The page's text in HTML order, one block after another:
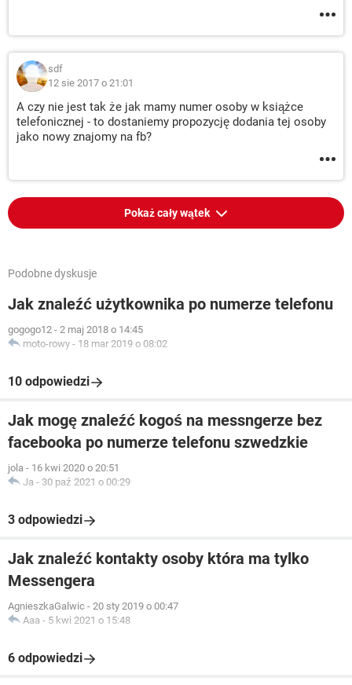
sdf
12 sie 2017 o 21:01
A czy nie jest tak że jak mamy numer osoby w książce
telefonicznej - to dostaniemy propozycję dodania tej osoby
jako nowy znajomy na fb?
Pokaż cały wątek
Podobne dyskusje
Jak znaleźć użytkownika po numerze telefonu
gogogo12 - 2 maj 2018 o 14:45
moto-rowy - 18 mar 2019 o 08:02
10 odpowiedzi
Jak mogę znaleźć kogoś na messngerze bez
facebooka po numerze telefonu szwedzkie
jola - 16 kwi 2020 o 20:51
Ja - 30 paź 2021 o 00:29
3 odpowiedzi
Jak znaleźć kontakty osoby która ma tylko
Messengera
AgnieszkaGalwic - 20 sty 2019 o 00:47
Aaa - 5 kwi 2021 o 15:48
6 odpowiedzi